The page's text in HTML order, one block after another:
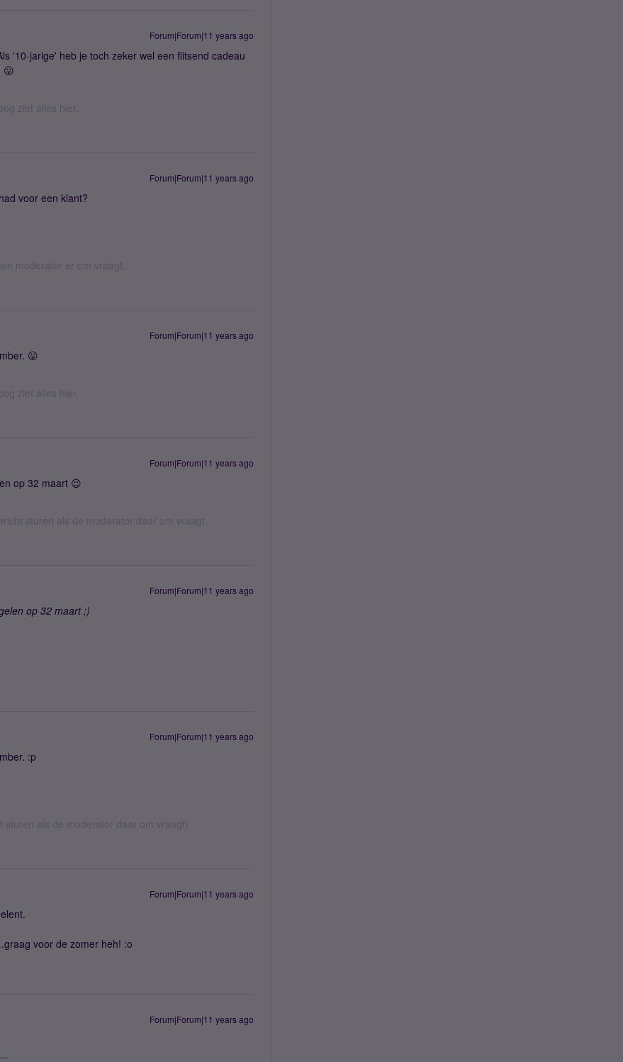
Forum|Forum|11 years ago
'10-jarige' heb je toch zeker wel een flitsend cadeau
😛
ziet alles hier.
Forum|Forum|11 years ago
voor een klant?
moderator er om vraagt.
Forum|Forum|11 years ago
😛
ziet alles hier.
Forum|Forum|11 years ago
op 32 maart 😉
sturen als de moderator daar om vraagt.
Forum|Forum|11 years ago
op 32 maart ;)
Forum|Forum|11 years ago
:p
als de moderator daar om vraagt)
Forum|Forum|11 years ago
voor de zomer heh! :o
Forum|Forum|11 years ago